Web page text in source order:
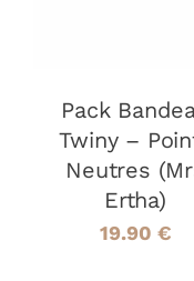
LA
DU
Pack
Twiny –
Neutres
Ertha)
19.90 €